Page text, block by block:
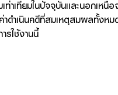
ท่าเทียมในปัจจุบันและนอกเห
าดำเนินคดีที่สมเหตุสมผลทั้ง
รใช้งานนี้